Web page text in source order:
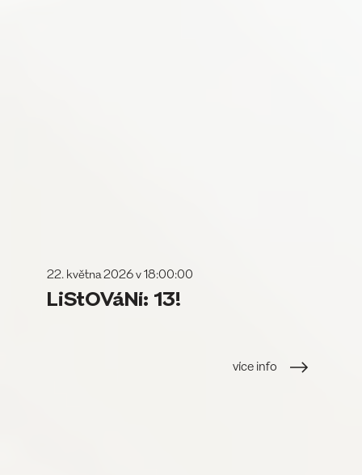
22. května 2026 v 18:00:00
LiStOVáNí: 13!
více info